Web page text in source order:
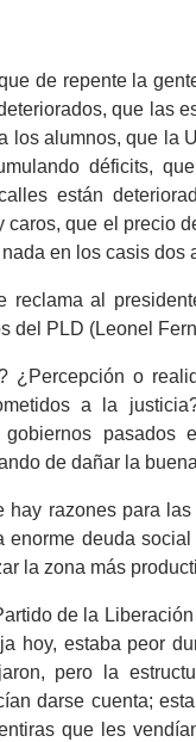
de repente la
que las
los alumnos, que la
déficits,
están
caros, que el precio
en los casis dos
reclama al
del PLD (Leonel
¿Percepción o
a la
de dañar la
hay razones para
enorme deuda
la zona más
de la
hoy, estaba peor
pero la
darse cuenta;
que les